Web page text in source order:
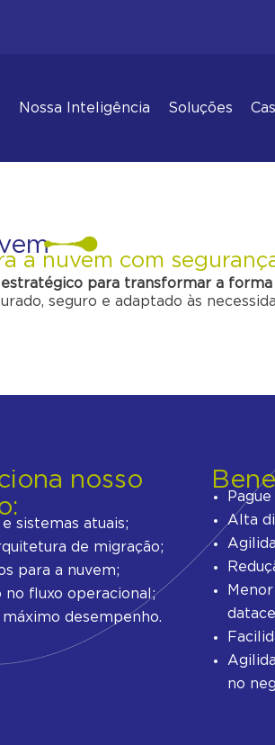
Nossa Inteligência Soluções
a nuvem com
para transformar a
seguro e adaptado às
nosso
sistemas atuais;
de migração;
para a nuvem;
fluxo operacional;
desempenho.
Alta
no